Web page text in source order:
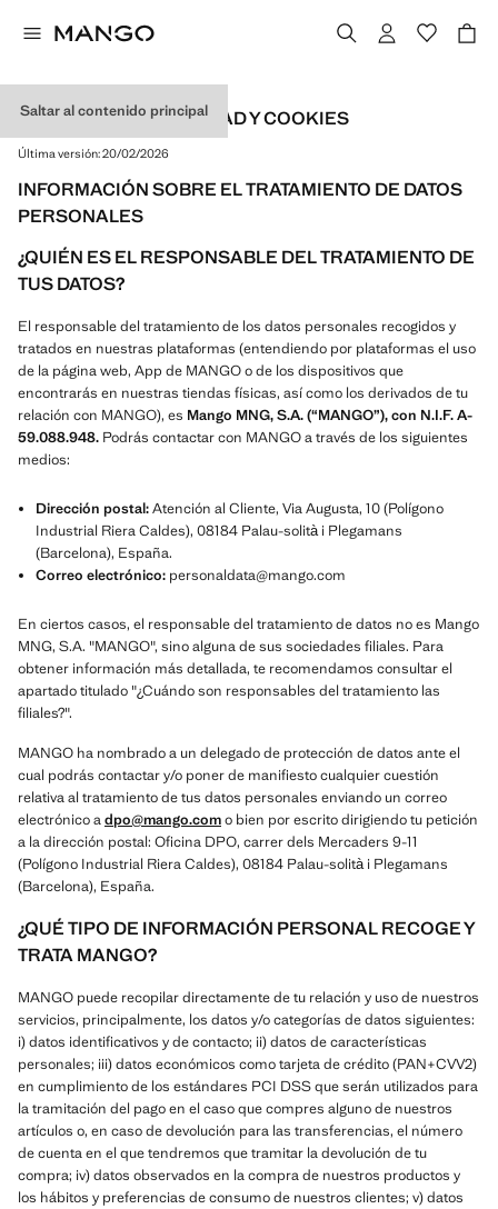
Saltar al contenido principal
POLÍTICA DE PRIVACIDAD Y COOKIES
Última versión:20/02/2026
INFORMACIÓN SOBRE EL TRATAMIENTO DE DATOS
PERSONALES
¿QUIÉN ES EL RESPONSABLE DEL TRATAMIENTO DE
TUS DATOS?
El responsable del tratamiento de los datos personales recogidos y
tratados en nuestras plataformas (entendiendo por plataformas el uso
de la página web, App de MANGO o de los dispositivos que
encontrarás en nuestras tiendas físicas, así como los derivados de tu
relación con MANGO), es Mango MNG, S.A. (“MANGO”), con N.I.F. A-
59.088.948. Podrás contactar con MANGO a través de los siguientes
medios:
Dirección postal:Atención al Cliente, Via Augusta, 10 (Polígono
Industrial Riera Caldes), 08184 Palau-solità i Plegamans
(Barcelona), España.
Correo electrónico: personaldata@mango.com
En ciertos casos, el responsable del tratamiento de datos no es Mango
MNG, S.A. "MANGO", sino alguna de sus sociedades filiales. Para
obtener información más detallada, te recomendamos consultar el
apartado titulado "¿Cuándo son responsables del tratamiento las
filiales?".
MANGO ha nombrado a un delegado de protección de datos ante el
cual podrás contactar y/o poner de manifiesto cualquier cuestión
relativa al tratamiento de tus datos personales enviando un correo
electrónico adpo@mango.como bien por escrito dirigiendo tu petición
a la dirección postal: Oficina DPO, carrer dels Mercaders 9-11
(Polígono Industrial Riera Caldes), 08184 Palau-solità i Plegamans
(Barcelona), España.
¿QUÉ TIPO DE INFORMACIÓN PERSONAL RECOGE Y
TRATA MANGO?
MANGO puede recopilar directamente de tu relación y uso de nuestros
servicios, principalmente, los datos y/o categorías de datos siguientes:
i) datos identificativos y de contacto; ii) datos de características
personales; iii) datos económicos como tarjeta de crédito (PAN+CVV2)
en cumplimiento de los estándares PCI DSS que serán utilizados para
la tramitación del pago en el caso que compres alguno de nuestros
artículos o, en caso de devolución para las transferencias, el número
de cuenta en el que tendremos que tramitar la devolución de tu
compra; iv) datos observados en la compra de nuestros productos y
los hábitos y preferencias de consumo de nuestros clientes; v) datos